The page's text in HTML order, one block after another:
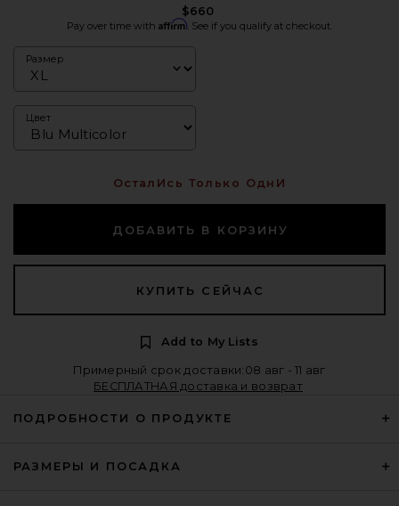
$660
Pay over time with Affirm . See if you qualify at checkout.
Размер
Цвет
ОсталИсь Только ОднИ
ДОБАВИТЬ В КОРЗИНУ
КУПИТЬ СЕЙЧАС
Add to My Lists
Примерный срок доставки:08 авг - 11 авг
БЕСПЛАТНАЯ доставка и возврат
ПОДРОБНОСТИ О ПРОДУКТЕ
РАЗМЕРЫ И ПОСАДКА